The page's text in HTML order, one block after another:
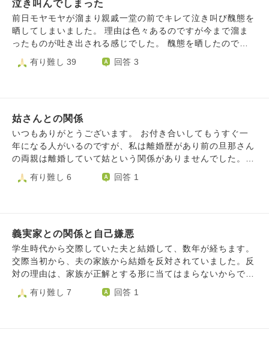
で（新幹線で4時間ほど）年に多くて3回会うかくらいなので
すが、会うたび疲れて嫌な思いをすることが多いのでもう会
うことも本当に嫌になってきました。 （私がそう思ってい
るので相手もそう思っているかもしれません） 夫にとって
は当たり前ですが大事な両親なので、あんまり義両親のこと
が間違っている場合や家庭における指摘などはちゃんと伝え
てくれます。(どちらかと言うとそちらの方がだいぶ多いで
す) 過去に主人を通して「共有」についてはやんわり伝えた
わり伝えても改善がないのではっきりと伝えた方がいいので
りしてるのですが、本人に悪気がないのでのれんに腕押し状
態です。自分の考え方を変えて受け流せるようになるしかな
いのですが、昨日の夜もぐるぐる同じ事を考え続けて抜け出
せません。どうすれば笑って受け流せるようになるでしょう
るのでありがたいのですが顔を合わせるたびに気が重いで
泣き叫んでしまった
前日モヤモヤが溜まり親戚一堂の前でキレて泣き叫び醜態を
晒してしまいました。 理由は色々あるのですが今まで溜ま
ったものが吐き出される感じでした。 醜態を晒したので恥
ずかしくて同じ家（二世帯同居です）に住んでいるのが嫌で
す。嫁なので出ていけばいいのかもしれませんが。 私がこ
有り難し 39 回答 3
姑さんとの関係
いつもありがとうございます。 お付き合いしてもうすぐ一
年になる人がいるのですが、私は離婚歴があり前の旦那さん
の両親は離婚していて姑という関係がありませんでした。
今の人とは半年位でご両親を紹介して貰ったのですが、お正
月もいき正直結婚もしてないのにめんどくさく思ってきてま
います。 面倒とこう思うのは私がそこまで彼を好きではな
いからなのか！？と思ったりもします。 別に会って嫌な事
されたわけでもなく、私の両親もいないので相手の両親だけ
にするのも納得いってないかもしれません。 相手は私と真
仲良くしてほしい。という思いはわかるのですが… せっか
有り難し 6 回答 1
義実家との関係と自己嫌悪
学生時代から交際していた夫と結婚して、数年が経ちます。
交際当初から、夫の家族から結婚を反対されていました。反
対の理由は、家族が正解とする形に当てはまらないからで
す。 そんな反対を押し切り結婚しましたが、結婚式を行わ
ないことや、嫁という立場になったにも関わらず義実家より
有り難し 7 回答 1